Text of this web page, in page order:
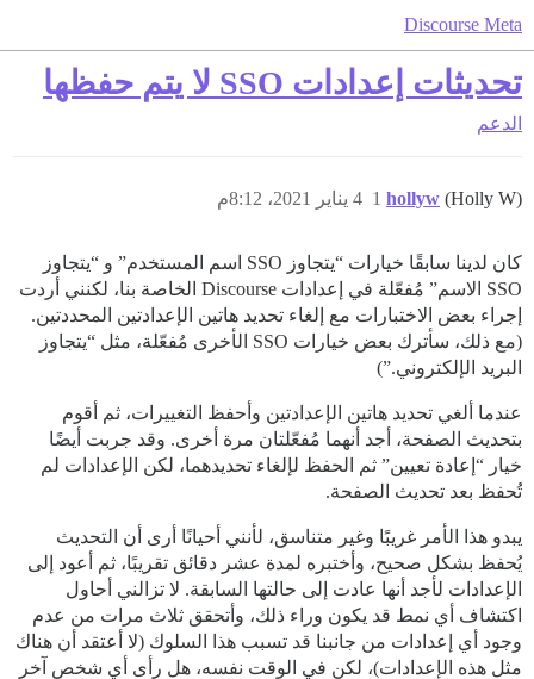
Discourse Meta
تحديثات إعدادات SSO لا يتم حفظها
الدعم
hollyw (Holly W) 4 يناير 2021، 8:12م 1
كان لدينا سابقًا خيارات “يتجاوز SSO اسم المستخدم” و “يتجاوز
SSO الاسم” مُفعّلة في إعدادات Discourse الخاصة بنا، لكنني أردت
إجراء بعض الاختبارات مع إلغاء تحديد هاتين الإعدادتين المحددتين.
(مع ذلك، سأترك بعض خيارات SSO الأخرى مُفعّلة، مثل “يتجاوز
البريد الإلكتروني.”)
عندما ألغي تحديد هاتين الإعدادتين وأحفظ التغييرات، ثم أقوم
بتحديث الصفحة، أجد أنهما مُفعّلتان مرة أخرى. وقد جربت أيضًا
خيار “إعادة تعيين” ثم الحفظ لإلغاء تحديدهما، لكن الإعدادات لم
تُحفظ بعد تحديث الصفحة.
يبدو هذا الأمر غريبًا وغير متناسق، لأنني أحيانًا أرى أن التحديث
يُحفظ بشكل صحيح، وأختبره لمدة عشر دقائق تقريبًا، ثم أعود إلى
الإعدادات لأجد أنها عادت إلى حالتها السابقة. لا تزالني أحاول
اكتشاف أي نمط قد يكون وراء ذلك، وأتحقق ثلاث مرات من عدم
وجود أي إعدادات من جانبنا قد تسبب هذا السلوك (لا أعتقد أن هناك
مثل هذه الإعدادات)، لكن في الوقت نفسه، هل رأى أي شخص آخر